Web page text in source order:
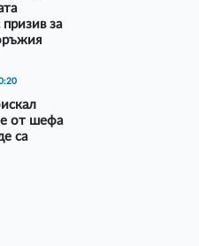
за
от шефа
са